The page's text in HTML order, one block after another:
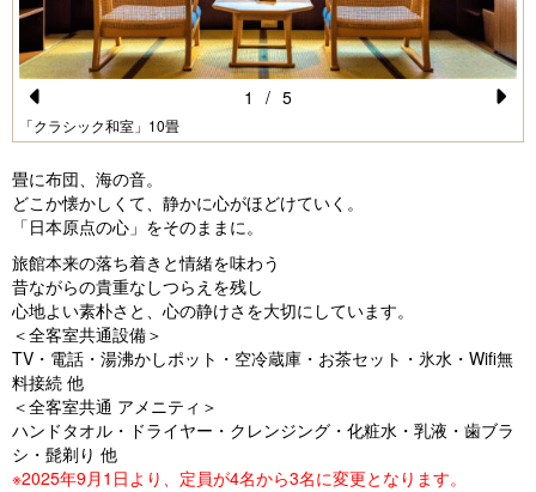
Pr
vi
o
u
s
「クラシック和室」10畳
1 / 5
畳に布団、海の音。
どこか懐かしくて、静かに心がほどけていく。
「日本原点の心」をそのままに。
旅館本来の落ち着きと情緒を味わう
昔ながらの貴重なしつらえを残し
心地よい素朴さと、心の静けさを大切にしています。
＜全客室共通設備＞
TV・電話・湯沸かしポット・空冷蔵庫・お茶セット・氷水・Wifi無
料接続 他
＜全客室共通 アメニティ＞
ハンドタオル・ドライヤー・クレンジング・化粧水・乳液・歯ブラ
シ・髭剃り 他
※2025年9月1日より、定員が4名から3名に変更となります。